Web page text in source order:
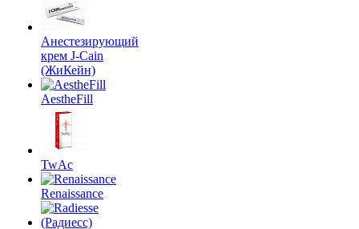
Анестезирующий
крем J-Cain
(ЖиКейн)
AestheFill
TwAc
Renaissance